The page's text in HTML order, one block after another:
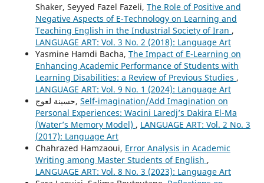
Shaker, Seyyed Fazel Fazeli, The Role of Positive and
Negative Aspects of E-Technology on Learning and
Teaching English in the Industrial Society of Iran ,
LANGUAGE ART: Vol. 3 No. 2 (2018): Language Art
Yasmine Hamdi Bacha, The Impact of E-Learning on
Enhancing Academic Performance of Students with
Learning Disabilities: a Review of Previous Studies ,
LANGUAGE ART: Vol. 9 No. 1 (2024): Language Art
حسينة لعوج, Self-imagination/Add Imagination on
Personal Experiences: Wacini Laredj’s Dakira El-Ma
(Water’s Memory Model) , LANGUAGE ART: Vol. 2 No. 3
(2017): Language Art
Chahrazed Hamzaoui, Error Analysis in Academic
Writing among Master Students of English ,
LANGUAGE ART: Vol. 8 No. 3 (2023): Language Art